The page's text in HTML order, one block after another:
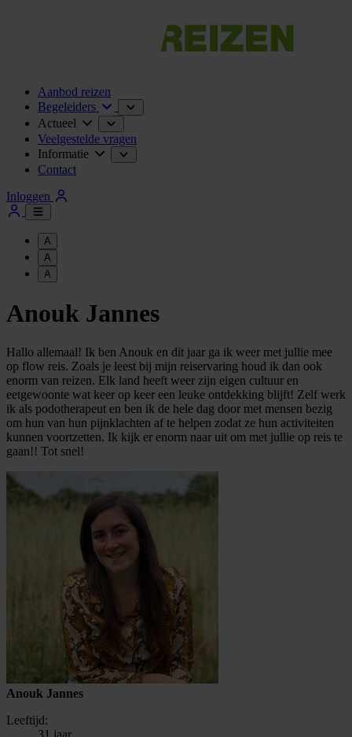
Aanbod reizen
Begeleiders
Actueel
Veelgestelde vragen
Informatie
Contact
Inloggen
A
A
A
Anouk Jannes
Hallo allemaal! Ik ben Anouk en dit jaar ga ik weer met jullie mee
op flow reis. Zoals je leest bij mijn reiservaring houd ik dan ook
enorm van reizen. Elk land heeft weer zijn eigen cultuur en
eetgewoonte wat keer op keer een leuke ontdekking blijft! Zelf werk
ik als podotherapeut en ben ik de hele dag door met mensen bezig
om hun van hun pijnklachten af te helpen zodat ze hun activiteiten
kunnen voortzetten. Ik kijk er enorm naar uit om met jullie op reis te
gaan!! Tot snel!
Anouk Jannes
Leeftijd:
31 jaar